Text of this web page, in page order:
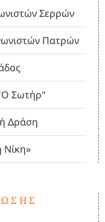
Σερρών
Πατρών
Σωτήρ"
Δράση
Νίκη»